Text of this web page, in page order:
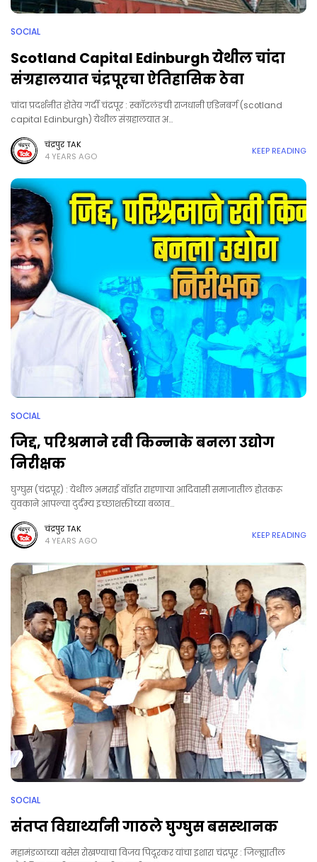
SOCIAL
Scotland Capital Edinburgh येथील चांदा
संग्रहालयात चंद्रपूरचा ऐतिहासिक ठेवा
चांदा प्रदर्शनीत होतेय गर्दी चंद्रपूर : स्कॉटलंडची राजधानी एडिनबर्ग (scotland
capital Edinburgh) येथील संग्रहालयात अ…
चंद्रपुर TAK
4 YEARS AGO
KEEP READING
SOCIAL
जिद्द, परिश्रमाने रवी किन्नाके बनला उद्योग
निरीक्षक
घुग्घुस (चंद्रपूर) : येथील अमराई वॉर्डात राहणाऱ्या आदिवासी समाजातील होतकरू
युवकाने आपल्या दुर्दम्य इच्छाशक्तीच्या बळाव…
चंद्रपुर TAK
4 YEARS AGO
KEEP READING
SOCIAL
संतप्त विद्यार्थ्यांनी गाठले घुग्घुस बसस्थानक
महामंडळाच्या बसेस रोखण्याचा विजय पिदूरकर यांचा इशारा चंद्रपूर : जिल्ह्यातील